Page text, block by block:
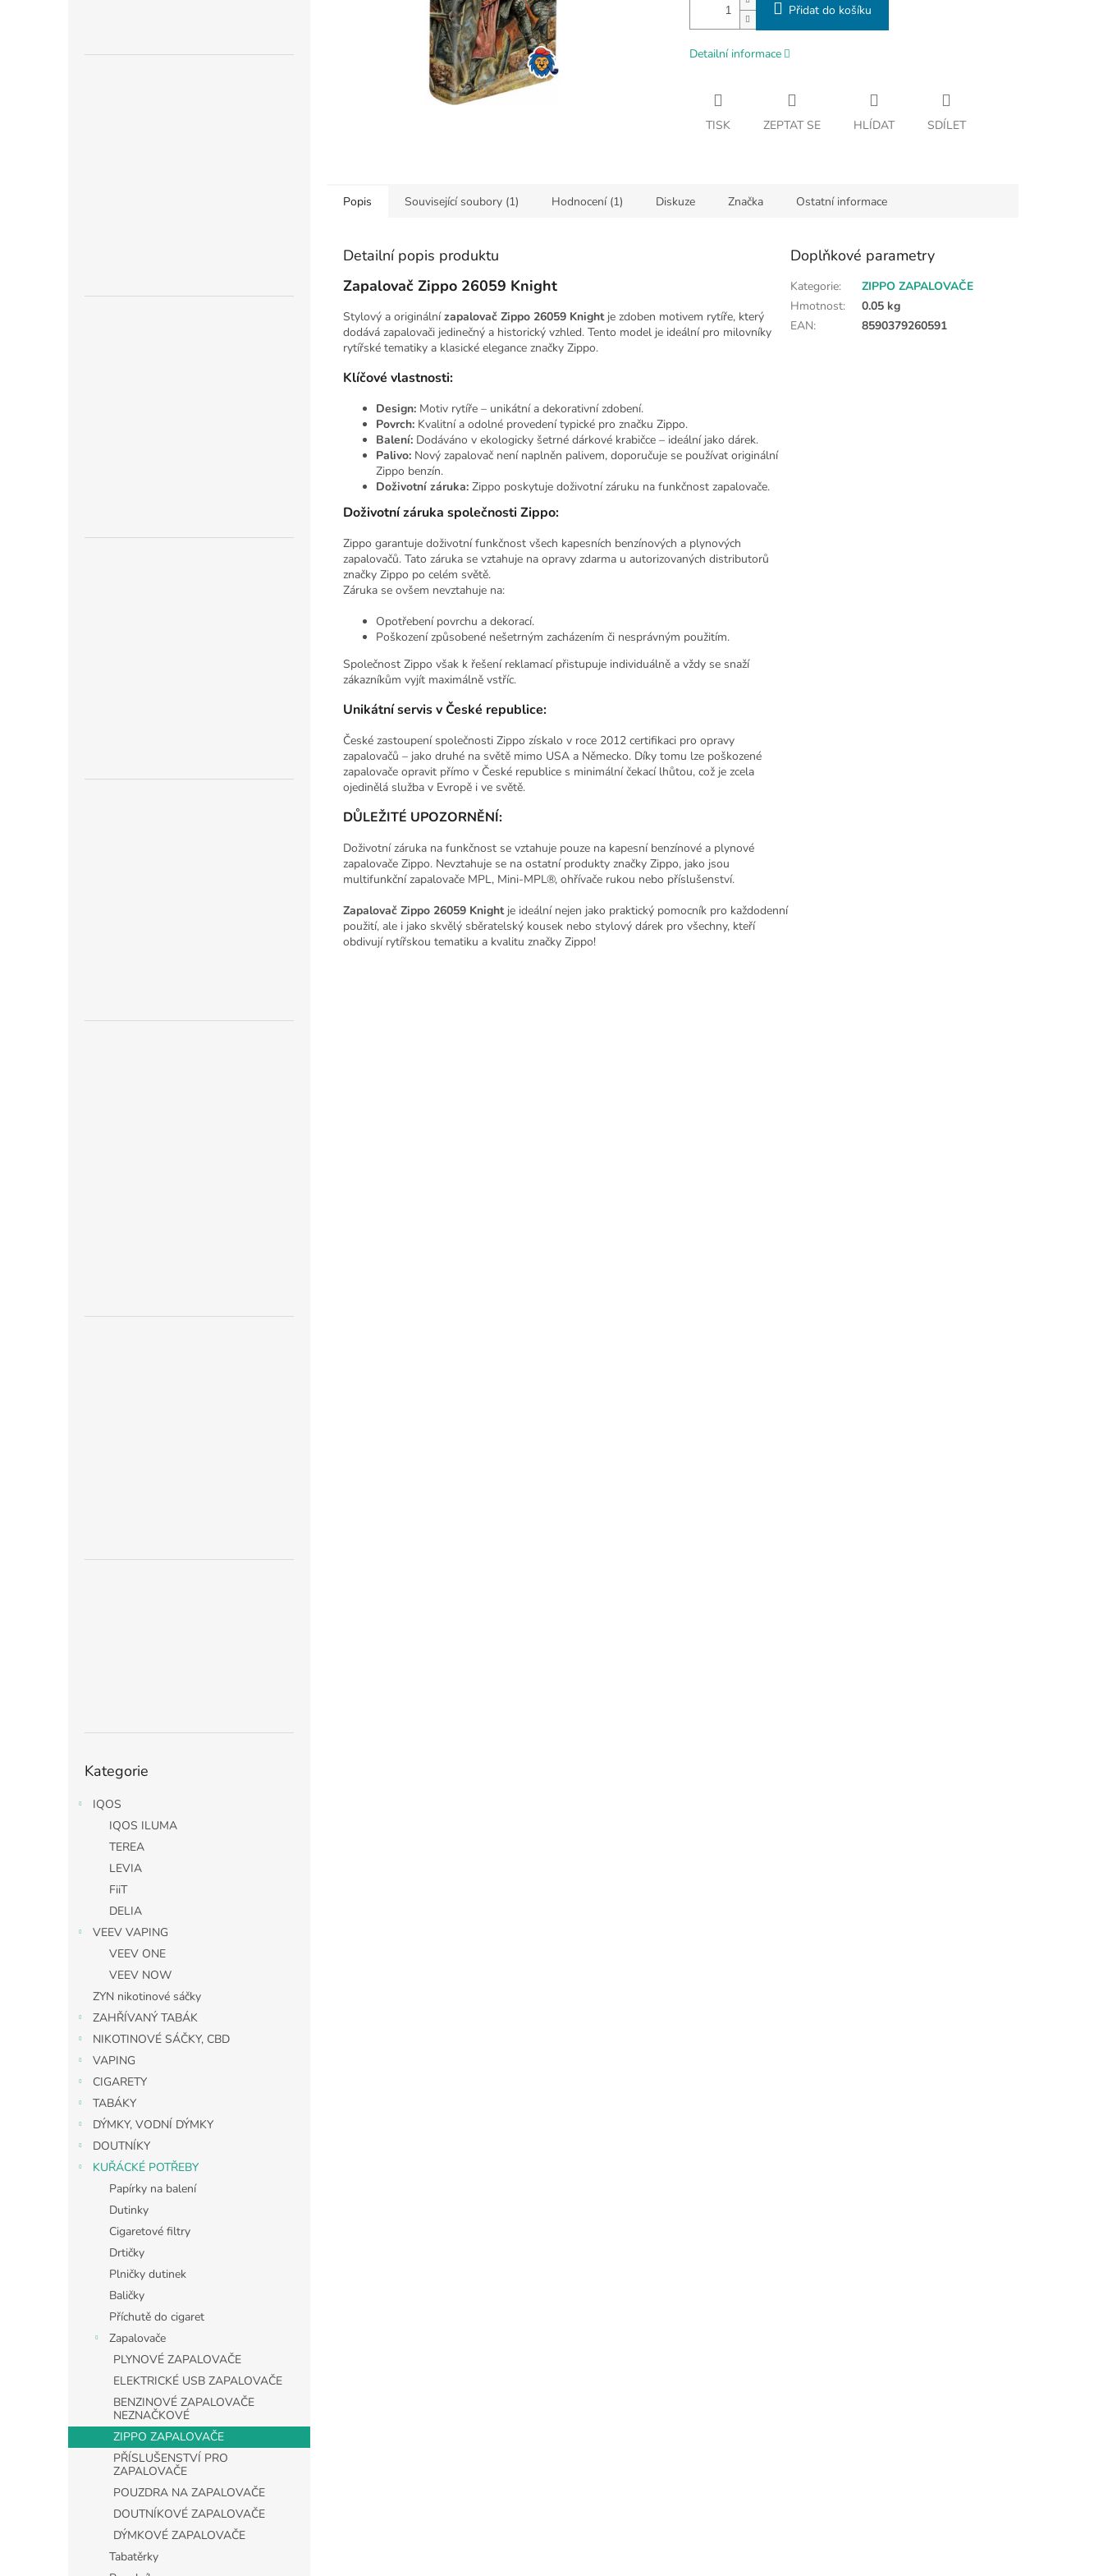
kategorie
Kategorie
IQOS
IQOS ILUMA
TEREA
LEVIA
FiiT
DELIA
VEEV VAPING
VEEV ONE
VEEV NOW
ZYN nikotinové sáčky
ZAHŘÍVANÝ TABÁK
NIKOTINOVÉ SÁČKY, CBD
VAPING
CIGARETY
TABÁKY
DÝMKY, VODNÍ DÝMKY
DOUTNÍKY
KUŘÁCKÉ POTŘEBY
Papírky na balení
Dutinky
Cigaretové filtry
Drtičky
Plničky dutinek
Baličky
Příchutě do cigaret
Zapalovače
PLYNOVÉ ZAPALOVAČE
ELEKTRICKÉ USB ZAPALOVAČE
BENZINOVÉ ZAPALOVAČE
NEZNAČKOVÉ
ZIPPO ZAPALOVAČE
PŘÍSLUŠENSTVÍ PRO
ZAPALOVAČE
POUZDRA NA ZAPALOVAČE
DOUTNÍKOVÉ ZAPALOVAČE
DÝMKOVÉ ZAPALOVAČE
Tabatěrky
Přidat do košíku
Detailní informace
TISK ZEPTAT SE HLÍDAT SDÍLET
Popis Související soubory (1) Hodnocení (1) Diskuze Značka Ostatní informace
Detailní popis produktu
Zapalovač Zippo 26059 Knight
Stylový a originálnízapalovač Zippo 26059 Knightje zdoben motivem rytíře, který
dodává zapalovači jedinečný a historický vzhled. Tento model je ideální pro milovníky
rytířské tematiky a klasické elegance značky Zippo.
Klíčové vlastnosti:
Design: Motiv rytíře – unikátní a dekorativní zdobení.
Povrch: Kvalitní a odolné provedení typické pro značku Zippo.
Balení: Dodáváno v ekologicky šetrné dárkové krabičce – ideální jako dárek.
Palivo: Nový zapalovač není naplněn palivem, doporučuje se používat originální
Zippo benzín.
Doživotní záruka: Zippo poskytuje doživotní záruku na funkčnost zapalovače.
Doživotní záruka společnosti Zippo:
Zippo garantuje doživotní funkčnost všech kapesních benzínových a plynových
zapalovačů. Tato záruka se vztahuje na opravy zdarma u autorizovaných distributorů
značky Zippo po celém světě.
Záruka se ovšem nevztahuje na:
Opotřebení povrchu a dekorací.
Poškození způsobené nešetrným zacházením či nesprávným použitím.
Společnost Zippo však k řešení reklamací přistupuje individuálně a vždy se snaží
zákazníkům vyjít maximálně vstříc.
Unikátní servis v České republice:
České zastoupení společnosti Zippo získalo v roce 2012 certifikaci pro opravy
zapalovačů – jako druhé na světě mimo USA a Německo. Díky tomu lze poškozené
zapalovače opravit přímo v České republice s minimální čekací lhůtou, což je zcela
ojedinělá služba v Evropě i ve světě.
DŮLEŽITÉ UPOZORNĚNÍ:
Doživotní záruka na funkčnost se vztahuje pouze na kapesní benzínové a plynové
zapalovače Zippo. Nevztahuje se na ostatní produkty značky Zippo, jako jsou
multifunkční zapalovače MPL, Mini-MPL®, ohřívače rukou nebo příslušenství.
Zapalovač Zippo 26059 Knightje ideální nejen jako praktický pomocník pro každodenní
použití, ale i jako skvělý sběratelský kousek nebo stylový dárek pro všechny, kteří
obdivují rytířskou tematiku a kvalitu značky Zippo!
Doplňkové parametry
Kategorie:
ZIPPO ZAPALOVAČE
Hmotnost:
0.05 kg
EAN: 8590379260591